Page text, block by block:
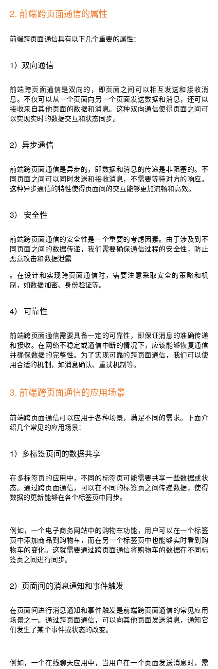
2. 前端跨页面通信的属性
前端跨页面通信具有以下几个重要的属性：
1） 双向通信
前端跨页面通信是双向的，即页面之间可以相互发送和接收消
息。不仅可以从一个页面向另一个页面发送数据和消息，还可以
接收来自其他页面的数据和消息。这种双向通信使得页面之间可
以实现实时的数据交互和状态同步。
2）异步通信
前端跨页面通信是异步的，即数据和消息的传递是非阻塞的。不
同页面之间可以同时发送和接收消息，不需要等待对方的响应。
这种异步通信的特性使得页面间的交互能够更加流畅和高效。
3） 安全性
前端跨页面通信的安全性是一个重要的考虑因素。由于涉及到不
同页面之间的数据传递，我们需要确保通信过程的安全性，防止
恶意攻击和数据泄露
。在设计和实现跨页面通信时，需要注意采取安全的策略和机
制，如数据加密、身份验证等。
4） 可靠性
前端跨页面通信需要具备一定的可靠性，即保证消息的准确传递
和接收。在网络不稳定或通信中断的情况下，应该能够恢复通信
并确保数据的完整性。为了实现可靠的跨页面通信，我们可以使
用合适的机制，如消息确认、重试机制等。
3. 前端跨页面通信的应用场景
前端跨页面通信可以应用于各种场景，满足不同的需求。下面介
绍几个常见的应用场景：
1） 多标签页间的数据共享
在多标签页的应用中，不同的标签页可能需要共享一些数据或状
态。通过跨页面通信，可以在不同的标签页之间传递数据，使得
数据的更新能够在各个标签页中同步。
例如，一个电子商务网站中的购物车功能，用户可以在一个标签
页中添加商品到购物车，而在另一个标签页中也能够实时看到购
物车的变化。这就需要通过跨页面通信将购物车的数据在不同标
签页之间进行同步。
2） 页面间的消息通知和事件触发
在页面间进行消息通知和事件触发是前端跨页面通信的常见应用
场景之一。通过跨页面通信，可以向其他页面发送消息，通知它
们发生了某个事件或状态的改变。
例如，一个在线聊天应用中，当用户在一个页面发送消息时，需